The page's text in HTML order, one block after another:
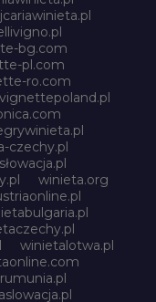
bg.com
pl.com
ro.com
vignettepoland.pl
czechy.pl
winieta.org
winietalotwa.pl